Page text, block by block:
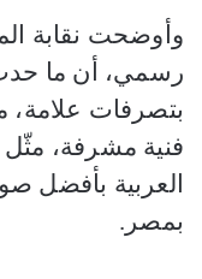
وأوضحت نقابة
رسمي، أن ما حدث
بتصرفات علامة،
فنية مشرفة، مثّل
العربية بأفضل
بمصر.